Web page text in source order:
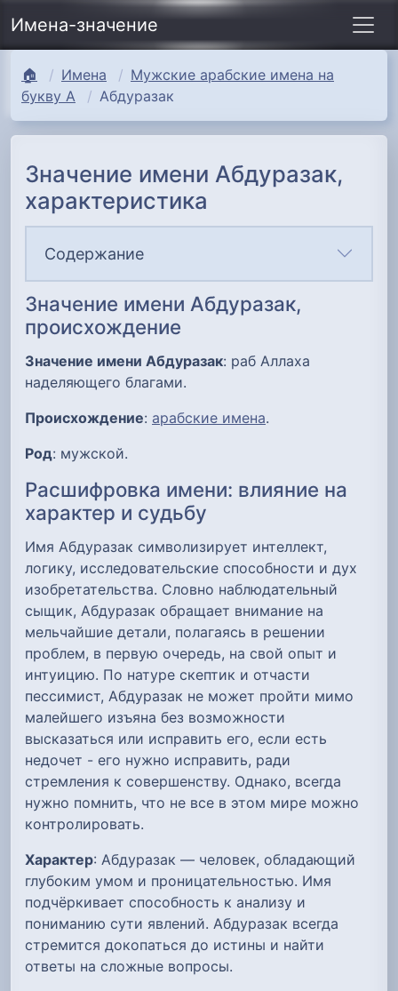
Имена-значение
🏠 Имена
Мужские арабские имена на
букву А
Абдуразак
Значение имени Абдуразак,
характеристика
Содержание
Значение имени Абдуразак,
происхождение
Значение имени Абдуразак: раб Аллаха
наделяющего благами.
Происхождение: арабские имена.
Род: мужской.
Расшифровка имени: влияние на
характер и судьбу
Имя Абдуразак символизирует интеллект,
логику, исследовательские способности и дух
изобретательства. Словно наблюдательный
сыщик, Абдуразак обращает внимание на
мельчайшие детали, полагаясь в решении
проблем, в первую очередь, на свой опыт и
интуицию. По натуре скептик и отчасти
пессимист, Абдуразак не может пройти мимо
малейшего изъяна без возможности
высказаться или исправить его, если есть
недочет - его нужно исправить, ради
стремления к совершенству. Однако, всегда
нужно помнить, что не все в этом мире можно
контролировать.
Характер: Абдуразак — человек, обладающий
глубоким умом и проницательностью. Имя
подчёркивает способность к анализу и
пониманию сути явлений. Абдуразак всегда
стремится докопаться до истины и найти
ответы на сложные вопросы.